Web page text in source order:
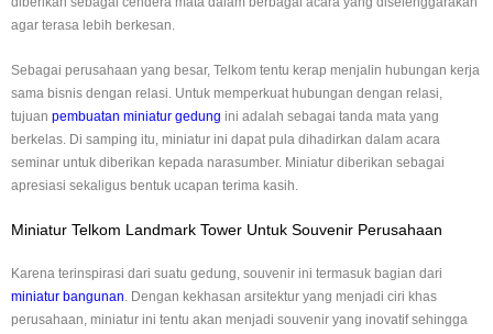
agar terasa lebih berkesan.
Sebagai perusahaan yang besar, Telkom tentu kerap menjalin hubungan kerja
sama bisnis dengan relasi. Untuk memperkuat hubungan dengan relasi,
tujuan pembuatan miniatur gedung ini adalah sebagai tanda mata yang
berkelas. Di samping itu, miniatur ini dapat pula dihadirkan dalam acara
seminar untuk diberikan kepada narasumber. Miniatur diberikan sebagai
apresiasi sekaligus bentuk ucapan terima kasih.
Miniatur Telkom Landmark Tower Untuk Souvenir Perusahaan
Karena terinspirasi dari suatu gedung, souvenir ini termasuk bagian dari
miniatur bangunan. Dengan kekhasan arsitektur yang menjadi ciri khas
perusahaan, miniatur ini tentu akan menjadi souvenir yang inovatif sehingga